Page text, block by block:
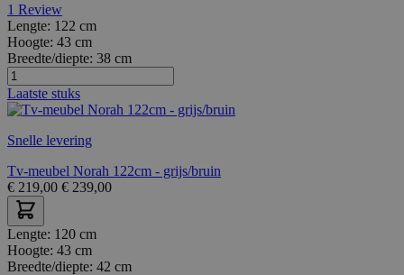
1 Review
Lengte: 122 cm
Hoogte: 43 cm
Breedte/diepte: 38 cm
Laatste stuks
Snelle levering
Tv-meubel Norah 122cm - grijs/bruin
€ 219,00 € 239,00
Lengte: 120 cm
Hoogte: 43 cm
Breedte/diepte: 42 cm